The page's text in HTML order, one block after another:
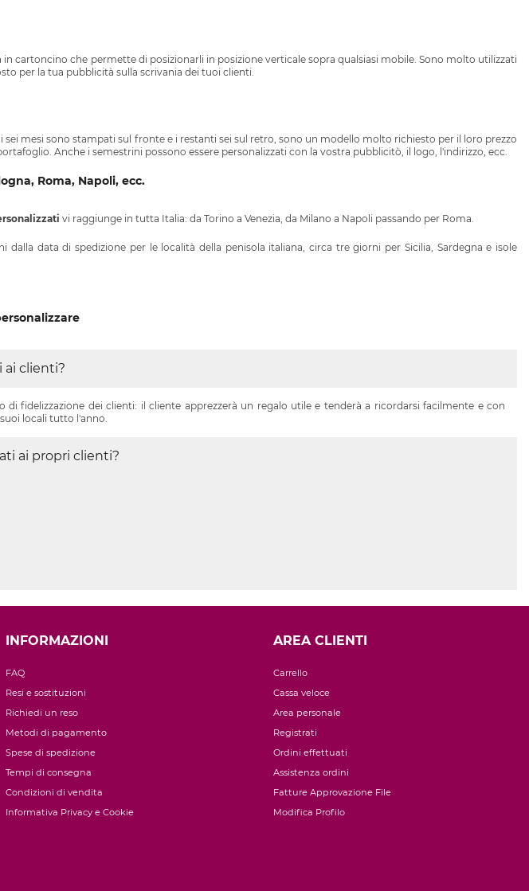
cartoncino che permette di posizionarli in posizione verticale sopra qualsiasi mobile. Sono molto utilizzati
per la tua pubblicità sulla scrivania dei tuoi clienti.
mesi sono stampati sul fronte e i restanti sei sul retro, sono un modello molto richiesto per il loro prezzo
Anche i semestrini possono essere personalizzati con la vostra pubblicitò, il logo, l'indirizzo, ecc.
Roma, Napoli, ecc.
vi raggiunge in tutta Italia: da Torino a Venezia, da Milano a Napoli passando per Roma.
data di spedizione per le località della penisola italiana, circa tre giorni per Sicilia, Sardegna e isole
ai clienti?
fidelizzazione dei clienti: il cliente apprezzerà un regalo utile e tenderà a ricordarsi facilmente e con
locali tutto l'anno.
ai propri clienti?
INFORMAZIONI
FAQ
Resi e sostituzioni
Richiedi un reso
Metodi di pagamento
Spese di spedizione
Tempi di consegna
Condizioni di vendita
Informativa Privacy e Cookie
AREA CLIENTI
Carrello
Cassa veloce
Area personale
Registrati
Ordini effettuati
Assistenza ordini
Fatture Approvazione File
Modifica Profilo